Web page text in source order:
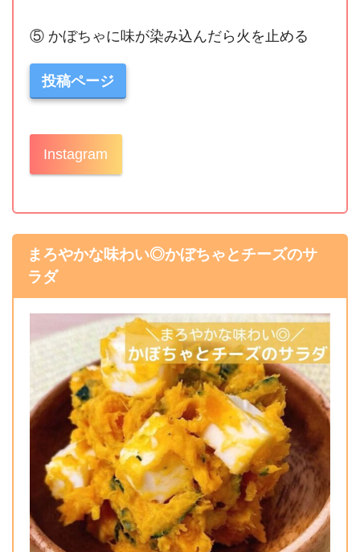
⑤ かぼちゃに味が染み込んだら火を止める
投稿ページ
Instagram
まろやかな味わい◎かぼちゃとチーズのサ
ラダ